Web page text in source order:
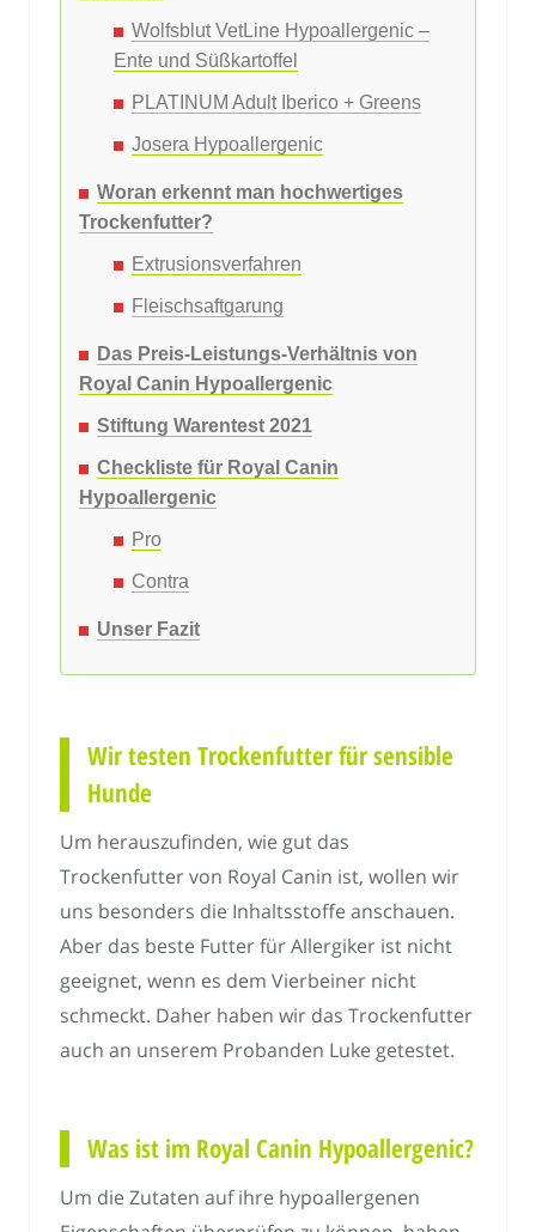
Wolfsblut VetLine Hypoallergenic –
Ente und Süßkartoffel
PLATINUM Adult Iberico + Greens
Josera Hypoallergenic
Woran erkennt man hochwertiges
Trockenfutter?
Extrusionsverfahren
Fleischsaftgarung
Das Preis-Leistungs-Verhältnis von
Royal Canin Hypoallergenic
Stiftung Warentest 2021
Checkliste für Royal Canin
Hypoallergenic
Pro
Contra
Unser Fazit
Wir testen Trockenfutter für sensible
Hunde
Um herauszufinden, wie gut das
Trockenfutter von Royal Canin ist, wollen wir
uns besonders die Inhaltsstoffe anschauen.
Aber das beste Futter für Allergiker ist nicht
geeignet, wenn es dem Vierbeiner nicht
schmeckt. Daher haben wir das Trockenfutter
auch an unserem Probanden Luke getestet.
Was ist im Royal Canin Hypoallergenic?
Um die Zutaten auf ihre hypoallergenen